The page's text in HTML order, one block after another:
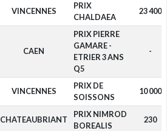
VINCENNES
PRIX
CHALDAEA
23 400
CAEN
PRIX PIERRE
GAMARE -
ETRIER 3 ANS
Q5
-
VINCENNES
PRIX DE
SOISSONS
10 000
CHATEAUBRIANT
PRIX NIMROD
BOREALIS
230